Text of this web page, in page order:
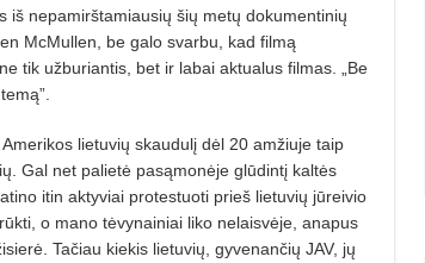
iš nepamirštamiausių šių metų dokumentinių
McMullen, be galo svarbu, kad filmą
tik užburiantis, bet ir labai aktualus filmas. „Be
lietuvių skaudulį dėl 20 amžiuje taip
Gal net palietė pasąmonėje glūdintį kaltės
itin aktyviai protestuoti prieš lietuvių jūreivio
o mano tėvynainiai liko nelaisvėje, anapus
Tačiau kiekis lietuvių, gyvenančių JAV, jų